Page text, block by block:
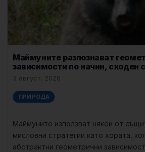
Маймуните разпознават
зависимости по начин, сходен
3 август, 2026
ПРИРОДА
Маймуните използват някои от
мисловни стратегии като хората,
абстрактни геометрични